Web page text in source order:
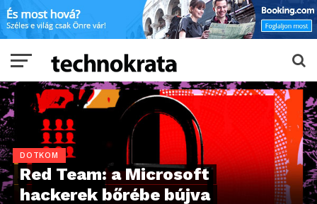
DOTKOM
Red Team: a Microsoft
hackerek bőrébe bújva